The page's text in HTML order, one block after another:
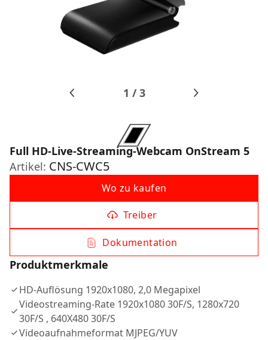
1 /3
Full HD-Live-Streaming-Webcam OnStream 5
Artikel: CNS-CWC5
Wo zu kaufen
Treiber
Dokumentation
Produktmerkmale
HD-Auflösung 1920x1080, 2,0 Megapixel
Videostreaming-Rate 1920x1080 30F/S, 1280x720
30F/S , 640X480 30F/S
Videoaufnahmeformat MJPEG/YUV